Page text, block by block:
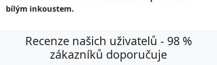
bílým inkoustem.
Recenze našich uživatelů - 98 %
zákazníků doporučuje